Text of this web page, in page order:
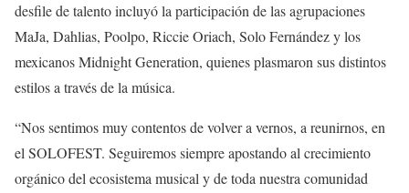
desfile de talento incluyó la participación de las agrupaciones
MaJa, Dahlias, Poolpo, Riccie Oriach, Solo Fernández y los
mexicanos Midnight Generation, quienes plasmaron sus distintos
estilos a través de la música.
“Nos sentimos muy contentos de volver a vernos, a reunirnos, en
el SOLOFEST. Seguiremos siempre apostando al crecimiento
orgánico del ecosistema musical y de toda nuestra comunidad